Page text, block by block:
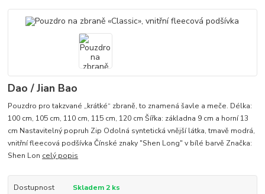
Dao / Jian Bao
Pouzdro pro takzvané „krátké“ zbraně, to znamená šavle a meče. Délka:
100 cm, 105 cm, 110 cm, 115 cm, 120 cm Šířka: základna 9 cm a horní 13
cm Nastavitelný popruh Zip Odolná syntetická vnější látka, tmavě modrá,
vnitřní fleecová podšívka Čínské znaky "Shen Long" v bílé barvě Značka:
Shen Lon celý popis
Dostupnost
Skladem 2 ks